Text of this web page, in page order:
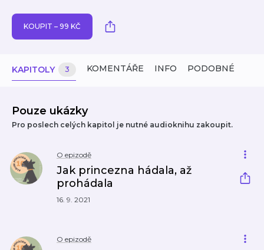
KOUPIT – 99 KČ
KAPITOLY 3 KOMENTÁŘE INFO PODOBNÉ
Pouze ukázky
Pro poslech celých kapitol je nutné audioknihu zakoupit.
O epizodě
Jak princezna hádala, až
prohádala
16. 9. 2021
O epizodě